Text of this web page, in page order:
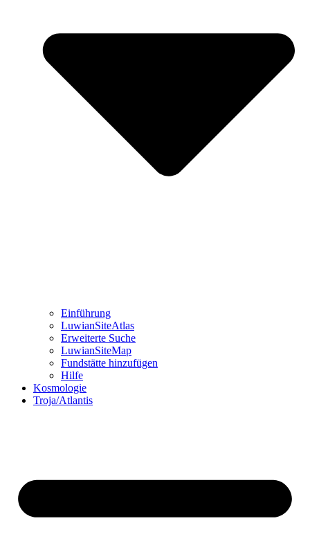
Einführung
LuwianSiteAtlas
Erweiterte Suche
LuwianSiteMap
Fundstätte hinzufügen
Hilfe
Kosmologie
Troja/Atlantis